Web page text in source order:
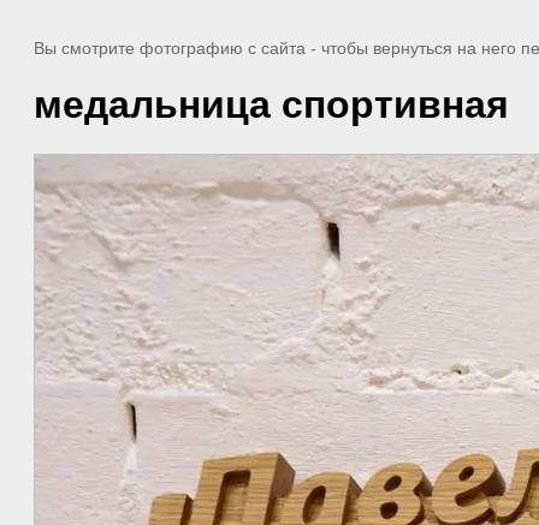
Вы смотрите фотографию с сайта - чтобы вернуться на него
медальница спортивная